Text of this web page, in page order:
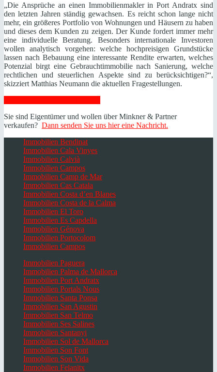
„Die Ansprüche an einen Immobilienmakler in Port Andratx sind
den letzten Jahren ständig gewachsen. Es reicht schon lange nicht
mehr, ein größeres Portfolio von Wohnungen und Häusern zu haben
und dieses dem Kunden zu zeigen. Der Kunde fordert immer mehr
eine individuelle Beratung. Besonders internationale Investoren
wollen analytisch vorgehen: welche hochpreisigen Grundstücke
lassen nach Bebauung eine interessante Rendite erwarten, welches
Potenzial birgt eine Gebrauchtimmobilie nach Sanierung, welche
rechtlichen und steuerlichen Aspekte sind zu berücksichtigen?“,
skizziert Matthias Neumann die aktuellen Fragestellungen.
Sie sind Eigentümer und wollen über Minkner & Partner
verkaufen? Dann senden Sie uns hier eine Nachricht.
Immobilien Bendinat
Immobilien Cala Vinyes
Immobilien Calvià
Immobilien Campos
Immobilien Camp de Mar
Immobilien Cas Catala
Immobilien Costa d’en Blanes
Immobilien Costa de la Calma
Immobilien El Toro
Immobilien Es Capdella
Immobilien Génova
Immobilien Portocolom
Immobilien Campos
Immobilien Paguera
Immobilien Palma de Mallorca
Immobilien Port Andratx
Immobilien Portals Nous
Immobilien Santa Ponsa
Immobilien San Agustin
Immobilien San Telmo
Immobilien Ses Salines
Immobilien Santanyi
Immobilien Sol de Mallorca
Immobilien Son Font
Immobilien Son Vida
Immobilien Felanitx